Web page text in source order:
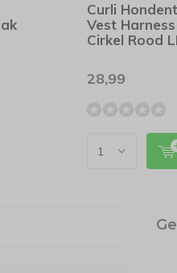
Curli
Vest
Cirkel Rood
28,99